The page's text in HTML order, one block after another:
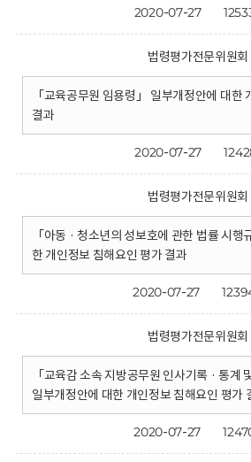
2020-07-27
법령평가전문위원회
「교육공무원 임용령」 일부개정안에 대한
결과
2020-07-27
법령평가전문위원회
「아동 · 청소년의 성보호에 관한 법률 시
한 개인정보 침해요인 평가 결과
2020-07-27
법령평가전문위원회
「교육감 소속 지방공무원 인사기록 · 통계
일부개정안에 대한 개인정보 침해요인 평가
2020-07-27